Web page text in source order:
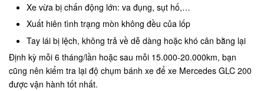
Xe vừa bị chấn động lớn: va đụng, sụt hố,…
Xuất hiên tình trạng mòn không đều của lốp
Tay lái bị lệch, không trả về dễ dàng hoặc khó cân bằng lại
Định kỳ mỗi 6 tháng/lần hoặc sau mỗi 15.000-20.000km, bạn
cũng nên kiểm tra lại độ chụm bánh xe để xe Mercedes GLC 200
được vận hành tốt nhất.